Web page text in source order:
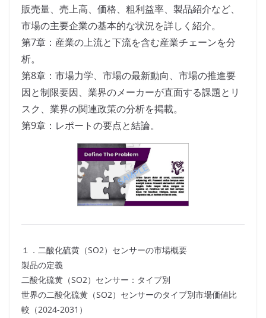
販売量、売上高、価格、粗利益率、製品紹介など、
市場の主要企業の基本的な状況を詳しく紹介。
第7章：産業の上流と下流を含む産業チェーンを分
析。
第8章：市場力学、市場の最新動向、市場の推進要
因と制限要因、業界のメーカーが直面する課題とリ
スク、業界の関連政策の分析を掲載。
第9章：レポートの要点と結論。
１．二酸化硫黄（SO2）センサーの市場概要
製品の定義
二酸化硫黄（SO2）センサー：タイプ別
世界の二酸化硫黄（SO2）センサーのタイプ別市場価値比
較（2024-2031）